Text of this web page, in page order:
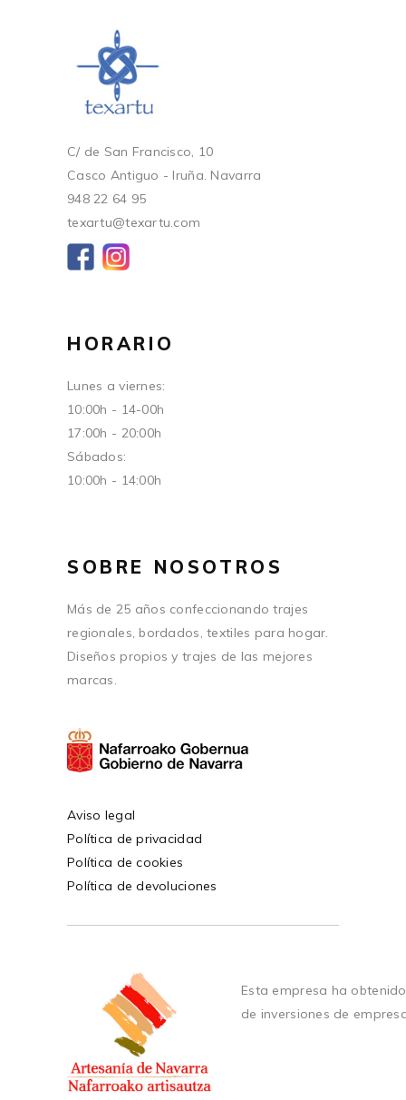
C/ de San Francisco, 10
Casco Antiguo - Iruña. Navarra
948 22 64 95
texartu@texartu.com
HORARIO
Lunes a viernes:
10:00h - 14-00h
17:00h - 20:00h
Sábados:
10:00h - 14:00h
SOBRE NOSOTROS
Más de 25 años confeccionando trajes
regionales, bordados, textiles para hogar.
Diseños propios y trajes de las mejores
marcas.
Aviso legal
Política de privacidad
Política de cookies
Política de devoluciones
Esta empresa ha
de inversiones de